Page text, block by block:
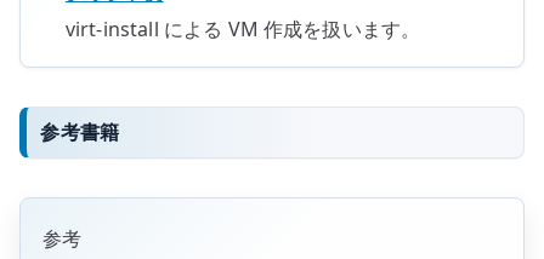
virt-install による VM 作成を扱います。
参考書籍
参考